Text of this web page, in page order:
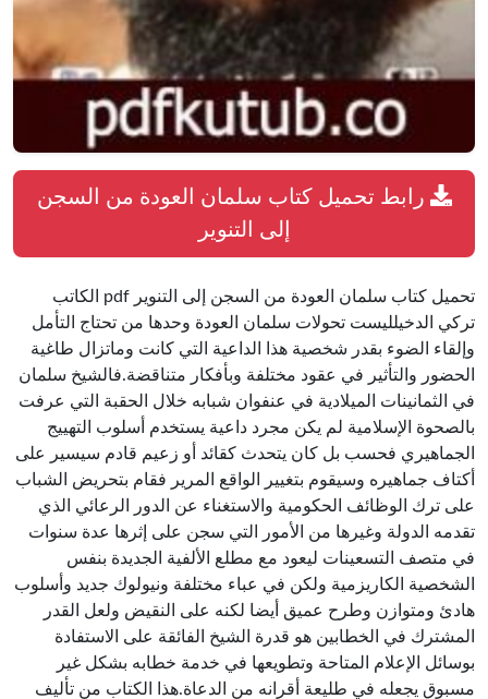
رابط تحميل كتاب سلمان العودة من السجن
إلى التنوير
تحميل كتاب سلمان العودة من السجن إلى التنوير pdf الكاتب
تركي الدخيلليست تحولات سلمان العودة وحدها من تحتاج التأمل
وإلقاء الضوء بقدر شخصية هذا الداعية التي كانت وماتزال طاغية
الحضور والتأثير في عقود مختلفة وبأفكار متناقضة.فالشيخ سلمان
في الثمانينات الميلادية في عنفوان شبابه خلال الحقبة التي عرفت
بالصحوة الإسلامية لم يكن مجرد داعية يستخدم أسلوب التهييج
الجماهيري فحسب بل كان يتحدث كقائد أو زعيم قادم سيسير على
أكتاف جماهيره وسيقوم بتغيير الواقع المرير فقام بتحريض الشباب
على ترك الوظائف الحكومية والاستغناء عن الدور الرعائي الذي
تقدمه الدولة وغيرها من الأمور التي سجن على إثرها عدة سنوات
في متصف التسعينات ليعود مع مطلع الألفية الجديدة بنفس
الشخصية الكاريزمية ولكن في عباء مختلفة ونيولوك جديد وأسلوب
هادئ ومتوازن وطرح عميق أيضا لكنه على النقيض ولعل القدر
المشترك في الخطابين هو قدرة الشيخ الفائقة على الاستفادة
بوسائل الإعلام المتاحة وتطويعها في خدمة خطابه بشكل غير
مسبوق يجعله في طليعة أقرانه من الدعاة.هذا الكتاب من تأليف